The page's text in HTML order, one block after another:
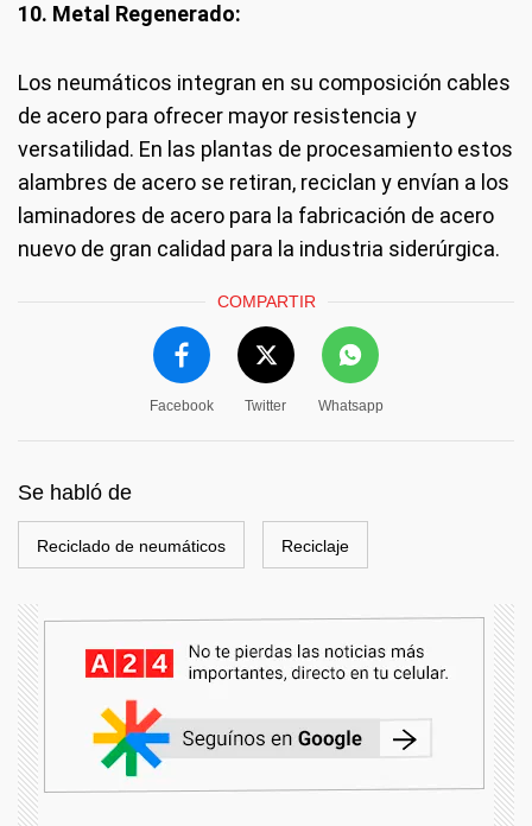
10. Metal Regenerado:
Los neumáticos integran en su composición cables
de acero para ofrecer mayor resistencia y
versatilidad. En las plantas de procesamiento estos
alambres de acero se retiran, reciclan y envían a los
laminadores de acero para la fabricación de acero
nuevo de gran calidad para la industria siderúrgica.
COMPARTIR
Facebook Twitter Whatsapp
Se habló de
Reciclado de neumáticos Reciclaje